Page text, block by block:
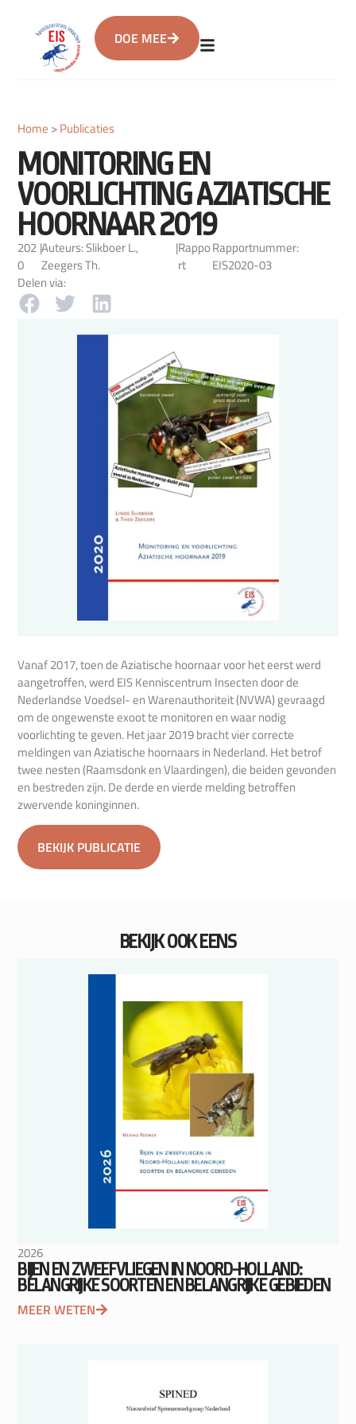
DOE MEE
Home >Publicaties
MONITORING EN
VOORLICHTING AZIATISCHE
HOORNAAR 2019
202
0
|Auteurs: Slikboer L.,
Zeegers Th.
|Rappo
rt
Rapportnummer:
EIS2020-03
Delen via:
Vanaf 2017, toen de Aziatische hoornaar voor het eerst werd
aangetroffen, werd EIS Kenniscentrum Insecten door de
Nederlandse Voedsel- en Warenauthoriteit (NVWA) gevraagd
om de ongewenste exoot te monitoren en waar nodig
voorlichting te geven. Het jaar 2019 bracht vier correcte
meldingen van Aziatische hoornaars in Nederland. Het betrof
twee nesten (Raamsdonk en Vlaardingen), die beiden gevonden
en bestreden zijn. De derde en vierde melding betroffen
zwervende koninginnen.
BEKIJK PUBLICATIE
BEKIJK OOK EENS
2026
BIJEN EN ZWEEFVLIEGEN IN NOORD-HOLLAND:
BELANGRIJKE SOORTEN EN BELANGRIJKE GEBIEDEN
MEER WETEN